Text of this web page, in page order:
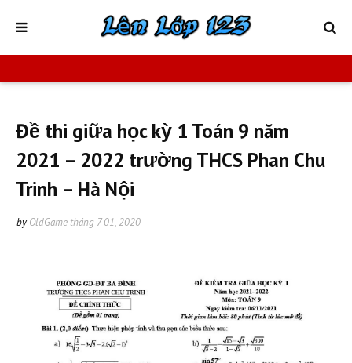
Đề thi giữa học kỳ 1 Toán 9 năm
2021 – 2022 trường THCS Phan Chu
Trinh – Hà Nội
by OldGame tháng 7 01, 2020